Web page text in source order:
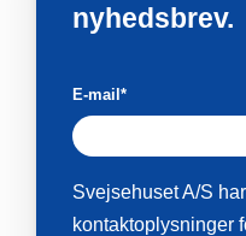
nyhedsbrev.
E-mail *
Svejsehuset A/S
kontaktoplysninger